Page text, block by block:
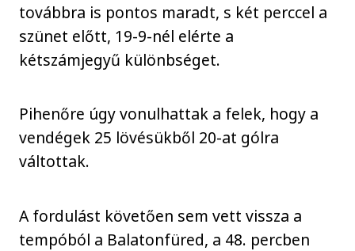
továbbra is pontos maradt, s két perccel a
szünet előtt, 19-9-nél elérte a
kétszámjegyű különbséget.
Pihenőre úgy vonulhattak a felek, hogy a
vendégek 25 lövésükből 20-at gólra
váltottak.
A fordulást követően sem vett vissza a
tempóból a Balatonfüred, a 48. percben